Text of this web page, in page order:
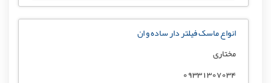
انواع ماسک فیلتر دار ساده و ان
مختاری
09331307034